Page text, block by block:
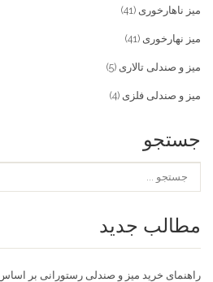
میز ناهارخوری (41)
میز نهارخوری (41)
میز و صندلی تالاری (5)
میز و صندلی فلزی (4)
جستجو
مطالب جدید
راهنمای خرید میز و صندلی رستورانی بر